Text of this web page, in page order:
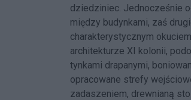
dziedziniec. Jednocześnie
między budynkami, zaś
charakterystycznym
architekturze XI kolonii,
tynkami drapanymi,
opracowane strefy
zadaszeniem, drewnianą